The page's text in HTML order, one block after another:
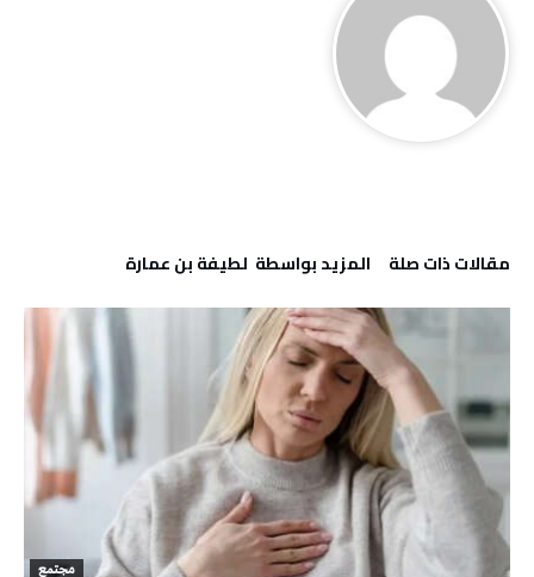
‫مقالات ذات صلة‬ ‫‫المزيد بواسطة‬ ‬ لطيفة بن عمارة
مجتمع